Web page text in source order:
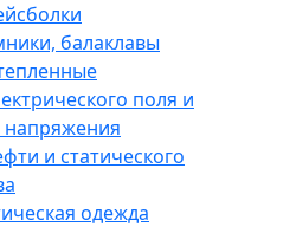
балаклавы
поля и
напряжения
и статического
одежда